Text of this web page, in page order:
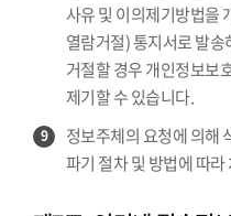
사유 및 이의제기방법을
열람거절) 통지서로 발
거절할 경우 개인정보보
제기할 수 있습니다.
9
정보주체의 요청에 의해
파기 절차 및 방법에 따